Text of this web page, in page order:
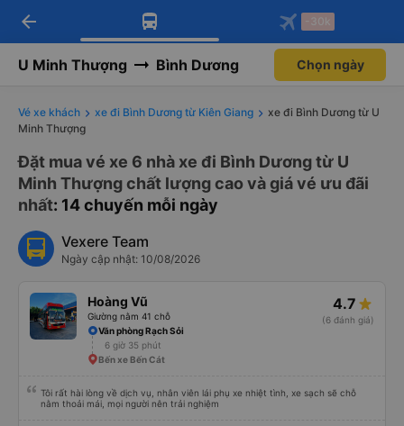
Tải app Vexere ngay!
Nhận ưu đãi thành viên độc
Mở app
Tải app Vexere
-30k/ghế khi đặt vé máy bay qua
Mở app
arrow_back -30k
U Minh Thượng Bình Dương Chọn ngày
Vé xe khách xe đi Bình Dương từ Kiên Giang
xe đi Bình Dương từ U
Minh Thượng
Đặt mua vé xe 6 nhà xe đi Bình Dương từ U
Minh Thượng chất lượng cao và giá vé ưu đãi
nhất: 14 chuyến mỗi ngày
Vexere Team
Ngày cập nhật: 10/08/2026
Hoàng Vũ
Giường nằm 41 chỗ
4.7
(6 đánh giá)
Văn phòng Rạch Sỏi
6 giờ 35 phút
Bến xe Bến Cát
Tôi rất hài lòng về dịch vụ, nhân viên lái phụ xe nhiệt tình, xe sạch sẽ chỗ
nằm thoải mái, mọi người nên trải nghiệm